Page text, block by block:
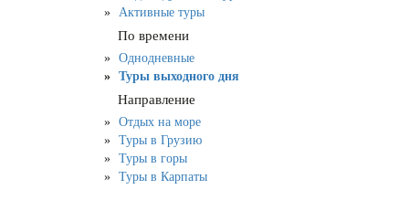
Активные туры
По времени
Однодневные
Туры выходного дня
Направление
Отдых на море
Туры в Грузию
Туры в горы
Туры в Карпаты